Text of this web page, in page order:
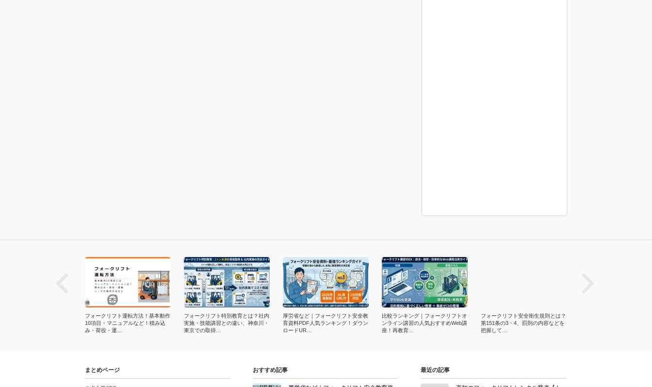
フォークリフト運転方法！基本動作
10項目・マニュアルなど！積み込
み・荷役・運…
フォークリフト特別教育とは？社内
実施・技能講習との違い、神奈川・
東京での取得…
厚労省など｜フォークリフト安全教
育資料PDF人気ランキング！ダウン
ロードUR…
比較ランキング｜フォークリフトオ
ンライン講習の人気おすすめWeb講
座！再教育…
フォークリフト安全衛生規則とは？
第151条の3・4、罰則の内容などを
把握して…
まとめページ おすすめ記事 最近の記事